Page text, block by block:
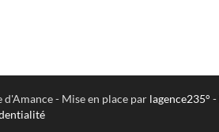
- Mise en place par lagence235° -